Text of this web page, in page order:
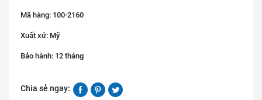
Mã hàng: 100-2160
Xuất xứ: Mỹ
Bảo hành: 12 tháng
Chia sẻ ngay: